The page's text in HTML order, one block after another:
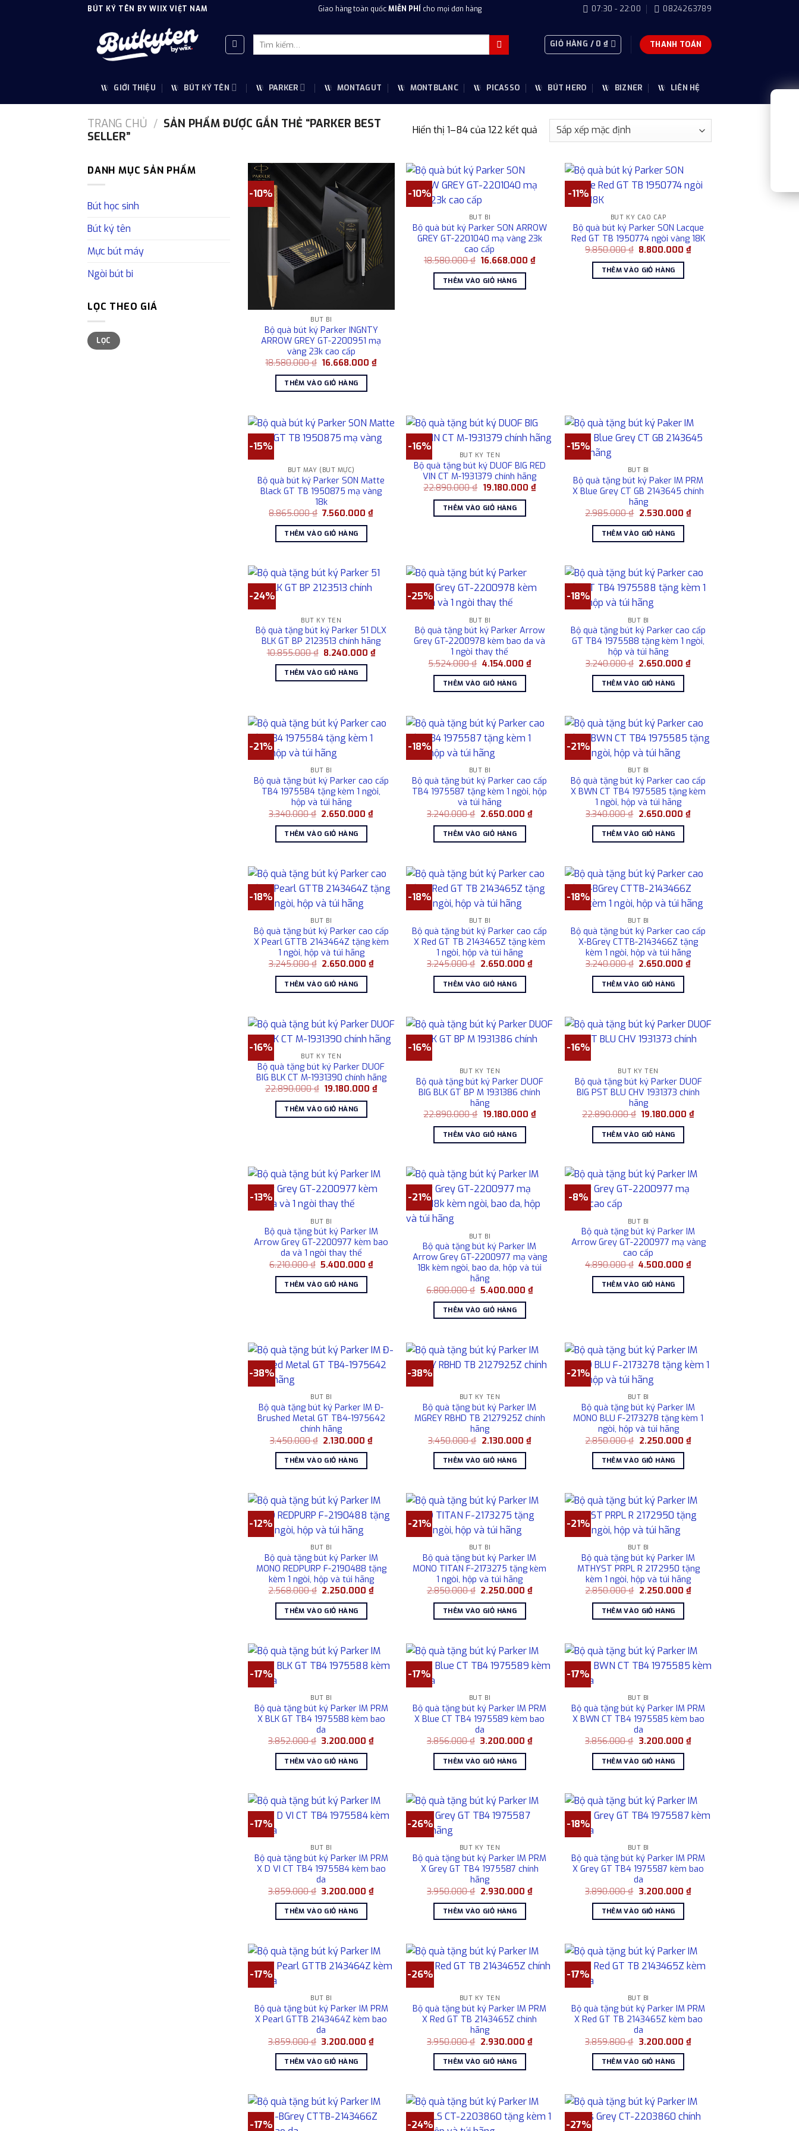
BÚT KÝ TÊN BY WIIX VIỆT NAM Giao hàng toàn quốcMIỄN PHÍ cho mọi đơn hàng 07:30 - 22:00 0824263789
Tìm
kiếm:
GIỎ HÀNG / 0₫ THANH TOÁN
GIỚI THIỆU BÚT KÝ TÊN PARKER MONTAGUT MONTBLANC PICASSO BÚT HERO BIZNER LIÊN HỆ
TRANG CHỦ / SẢN PHẨM ĐƯỢC GẮN THẺ “PARKER BEST
SELLER”
Hiển thị 1–84 của 122 kết quả
DANH MỤC SẢN PHẨM
Bút học sinh
Bút ký tên
Mực bút máy
Ngòi bút bi
LỌC THEO GIÁ
Giá
tối
thiểu
Giá
tối
đa
LỌC
-10%
BÚT BI
Bộ quà bút ký Parker INGNTY
ARROW GREY GT-2200951 mạ
vàng 23k cao cấp
18.580.000₫ Giá
là:
18.580.000 ₫.
16.668.000₫Giá
THÊM VÀO GIỎ HÀNG
-10%
BÚT BI
Bộ quà bút ký Parker SON ARROW
GREY GT-2201040 mạ vàng 23k
cao cấp
18.580.000₫ Giá
là:
18.580.000 ₫.
16.668.000₫Giá
THÊM VÀO GIỎ HÀNG
-11%
BÚT KÝ CAO CẤP
Bộ quà bút ký Parker SON Lacque
Red GT TB 1950774 ngòi vàng 18K
9.850.000₫ Giá
là:
9.850.000 ₫.
8.800.000₫Giá
THÊM VÀO GIỎ HÀNG
-15%
BÚT MÁY (BÚT MỰC)
Bộ quà bút ký Parker SON Matte
Black GT TB 1950875 mạ vàng
18k
8.865.000₫ Giá
là:
8.865.000 ₫.
7.560.000₫Giá
THÊM VÀO GIỎ HÀNG
-16%
BÚT KÝ TÊN
Bộ quà tặng bút ký DUOF BIG RED
VIN CT M-1931379 chính hãng
22.890.000₫ Giá
là:
22.890.000 ₫.
19.180.000 ₫Giá
THÊM VÀO GIỎ HÀNG
-15%
BÚT BI
Bộ quà tặng bút ký Paker IM PRM
X Blue Grey CT GB 2143645 chính
hãng
2.985.000₫ Giá
là:
2.985.000 ₫.
2.530.000 ₫Giá
THÊM VÀO GIỎ HÀNG
-24%
BÚT KÝ TÊN
Bộ quà tặng bút ký Parker 51 DLX
BLK GT BP 2123513 chính hãng
10.855.000₫ Giá
là:
10.855.000 ₫.
8.240.000 ₫Giá
THÊM VÀO GIỎ HÀNG
-25%
BÚT BI
Bộ quà tặng bút ký Parker Arrow
Grey GT-2200978 kèm bao da và
1 ngòi thay thế
5.524.000₫ Giá
là:
5.524.000 ₫.
4.154.000 ₫Giá
THÊM VÀO GIỎ HÀNG
-18%
BÚT BI
Bộ quà tặng bút ký Parker cao cấp
GT TB4 1975588 tặng kèm 1 ngòi,
hộp và túi hãng
3.240.000₫ Giá
là:
3.240.000 ₫.
2.650.000₫Giá
THÊM VÀO GIỎ HÀNG
-21%
BÚT BI
Bộ quà tặng bút ký Parker cao cấp
TB4 1975584 tặng kèm 1 ngòi,
hộp và túi hãng
3.340.000₫ Giá
là:
3.340.000 ₫.
2.650.000₫Giá
THÊM VÀO GIỎ HÀNG
-18%
BÚT BI
Bộ quà tặng bút ký Parker cao cấp
TB4 1975587 tặng kèm 1 ngòi, hộp
và túi hãng
3.240.000₫ Giá
là:
3.240.000 ₫.
2.650.000 ₫Giá
THÊM VÀO GIỎ HÀNG
-21%
BÚT BI
Bộ quà tặng bút ký Parker cao cấp
X BWN CT TB4 1975585 tặng kèm
1 ngòi, hộp và túi hãng
3.340.000₫ Giá
là:
3.340.000 ₫.
2.650.000 ₫Giá
THÊM VÀO GIỎ HÀNG
-18%
BÚT BI
Bộ quà tặng bút ký Parker cao cấp
X Pearl GTTB 2143464Z tặng kèm
1 ngòi, hộp và túi hãng
3.245.000₫ Giá
là:
3.245.000 ₫.
2.650.000 ₫Giá
THÊM VÀO GIỎ HÀNG
-18%
BÚT BI
Bộ quà tặng bút ký Parker cao cấp
X Red GT TB 2143465Z tặng kèm
1 ngòi, hộp và túi hãng
3.245.000₫ Giá
là:
3.245.000 ₫.
2.650.000 ₫Giá
THÊM VÀO GIỎ HÀNG
-18%
BÚT BI
Bộ quà tặng bút ký Parker cao cấp
X-BGrey CTTB-2143466Z tặng
kèm 1 ngòi, hộp và túi hãng
3.240.000₫ Giá
là:
3.240.000 ₫.
2.650.000₫Giá
THÊM VÀO GIỎ HÀNG
-16%
BÚT KÝ TÊN
Bộ quà tặng bút ký Parker DUOF
BIG BLK CT M-1931390 chính hãng
22.890.000₫ Giá
là:
22.890.000 ₫.
19.180.000 ₫Giá
THÊM VÀO GIỎ HÀNG
-16%
BÚT KÝ TÊN
Bộ quà tặng bút ký Parker DUOF
BIG BLK GT BP M 1931386 chính
hãng
22.890.000₫ Giá
là:
22.890.000 ₫.
19.180.000 ₫Giá
THÊM VÀO GIỎ HÀNG
-16%
BÚT KÝ TÊN
Bộ quà tặng bút ký Parker DUOF
BIG PST BLU CHV 1931373 chính
hãng
22.890.000₫ Giá
là:
22.890.000 ₫.
19.180.000₫Giá
THÊM VÀO GIỎ HÀNG
-13%
BÚT BI
Bộ quà tặng bút ký Parker IM
Arrow Grey GT-2200977 kèm bao
da và 1 ngòi thay thế
6.210.000₫ Giá
là:
6.210.000 ₫.
5.400.000 ₫Giá
THÊM VÀO GIỎ HÀNG
-21%
BÚT BI
Bộ quà tặng bút ký Parker IM
Arrow Grey GT-2200977 mạ vàng
18k kèm ngòi, bao da, hộp và túi
hãng
6.800.000₫ Giá
là:
6.800.000 ₫.
5.400.000 ₫Giá
THÊM VÀO GIỎ HÀNG
-8%
BÚT BI
Bộ quà tặng bút ký Parker IM
Arrow Grey GT-2200977 mạ vàng
cao cấp
4.890.000₫ Giá
là:
4.890.000 ₫.
4.500.000₫Giá
THÊM VÀO GIỎ HÀNG
-38%
BÚT BI
Bộ quà tặng bút ký Parker IM Đ-
Brushed Metal GT TB4-1975642
chính hãng
3.450.000₫ Giá
là:
3.450.000 ₫.
2.130.000 ₫Giá
THÊM VÀO GIỎ HÀNG
-38%
BÚT KÝ TÊN
Bộ quà tặng bút ký Parker IM
MGREY RBHD TB 2127925Z chính
hãng
3.450.000₫ Giá
là:
3.450.000 ₫.
2.130.000 ₫Giá
THÊM VÀO GIỎ HÀNG
-21%
BÚT BI
Bộ quà tặng bút ký Parker IM
MONO BLU F-2173278 tặng kèm 1
ngòi, hộp và túi hãng
2.850.000₫ Giá
là:
2.850.000 ₫.
2.250.000 ₫Giá
THÊM VÀO GIỎ HÀNG
-12%
BÚT BI
Bộ quà tặng bút ký Parker IM
MONO REDPURP F-2190488 tặng
kèm 1 ngòi, hộp và túi hãng
2.568.000₫ Giá
là:
2.568.000 ₫.
2.250.000₫Giá
THÊM VÀO GIỎ HÀNG
-21%
BÚT BI
Bộ quà tặng bút ký Parker IM
MONO TITAN F-2173275 tặng kèm
1 ngòi, hộp và túi hãng
2.850.000₫ Giá
là:
2.850.000 ₫.
2.250.000₫Giá
THÊM VÀO GIỎ HÀNG
-21%
BÚT BI
Bộ quà tặng bút ký Parker IM
MTHYST PRPL R 2172950 tặng
kèm 1 ngòi, hộp và túi hãng
2.850.000₫ Giá
là:
2.850.000 ₫.
2.250.000 ₫Giá
THÊM VÀO GIỎ HÀNG
-17%
BÚT BI
Bộ quà tặng bút ký Parker IM PRM
X BLK GT TB4 1975588 kèm bao
da
3.852.000₫ Giá
là:
3.852.000 ₫.
3.200.000₫Giá
THÊM VÀO GIỎ HÀNG
-17%
BÚT BI
Bộ quà tặng bút ký Parker IM PRM
X Blue CT TB4 1975589 kèm bao
da
3.856.000₫ Giá
là:
3.856.000 ₫.
3.200.000₫Giá
THÊM VÀO GIỎ HÀNG
-17%
BÚT BI
Bộ quà tặng bút ký Parker IM PRM
X BWN CT TB4 1975585 kèm bao
da
3.856.000₫ Giá
là:
3.856.000 ₫.
3.200.000 ₫Giá
THÊM VÀO GIỎ HÀNG
-17%
BÚT BI
Bộ quà tặng bút ký Parker IM PRM
X D VI CT TB4 1975584 kèm bao
da
3.859.000₫ Giá
là:
3.859.000 ₫.
3.200.000₫Giá
THÊM VÀO GIỎ HÀNG
-26%
BÚT KÝ TÊN
Bộ quà tặng bút ký Parker IM PRM
X Grey GT TB4 1975587 chính
hãng
3.950.000₫ Giá
là:
3.950.000 ₫.
2.930.000 ₫Giá
THÊM VÀO GIỎ HÀNG
-18%
BÚT BI
Bộ quà tặng bút ký Parker IM PRM
X Grey GT TB4 1975587 kèm bao
da
3.890.000₫ Giá
là:
3.890.000 ₫.
3.200.000 ₫Giá
THÊM VÀO GIỎ HÀNG
-17%
BÚT BI
Bộ quà tặng bút ký Parker IM PRM
X Pearl GTTB 2143464Z kèm bao
da
3.859.000₫ Giá
là:
3.859.000 ₫.
3.200.000₫Giá
THÊM VÀO GIỎ HÀNG
-26%
BÚT KÝ TÊN
Bộ quà tặng bút ký Parker IM PRM
X Red GT TB 2143465Z chính
hãng
3.950.000₫ Giá
là:
3.950.000 ₫.
2.930.000 ₫Giá
THÊM VÀO GIỎ HÀNG
-17%
BÚT BI
Bộ quà tặng bút ký Parker IM PRM
X Red GT TB 2143465Z kèm bao
da
3.859.800₫ Giá
là:
3.859.800 ₫.
3.200.000 ₫Giá
THÊM VÀO GIỎ HÀNG
-17% -24% -27%